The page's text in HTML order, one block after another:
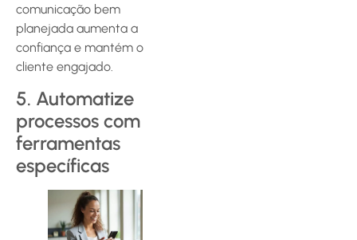
comunicação bem
planejada aumenta a
confiança e mantém o
cliente engajado.
5. Automatize
processos com
ferramentas
específicas